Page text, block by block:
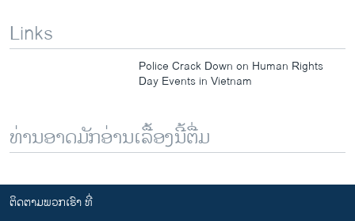
Links
Police Crack Down on Human Rights
Day Events in Vietnam
ທ່ານອາດມັກອ່ານເລື້ອງນີ້ຕື່ມ
ຕິດຕາມພວກເຮົາ ທີ່